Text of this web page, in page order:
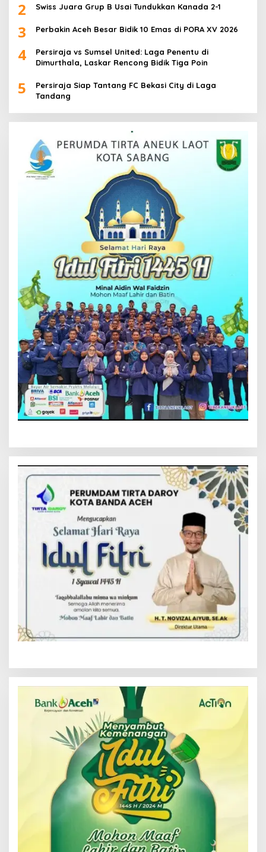
2 Swiss Juara Grup B Usai Tundukkan Kanada 2-1
3 Perbakin Aceh Besar Bidik 10 Emas di PORA XV 2026
4
Persiraja vs Sumsel United: Laga Penentu di
Dimurthala, Laskar Rencong Bidik Tiga Poin
5
Persiraja Siap Tantang FC Bekasi City di Laga
Tandang